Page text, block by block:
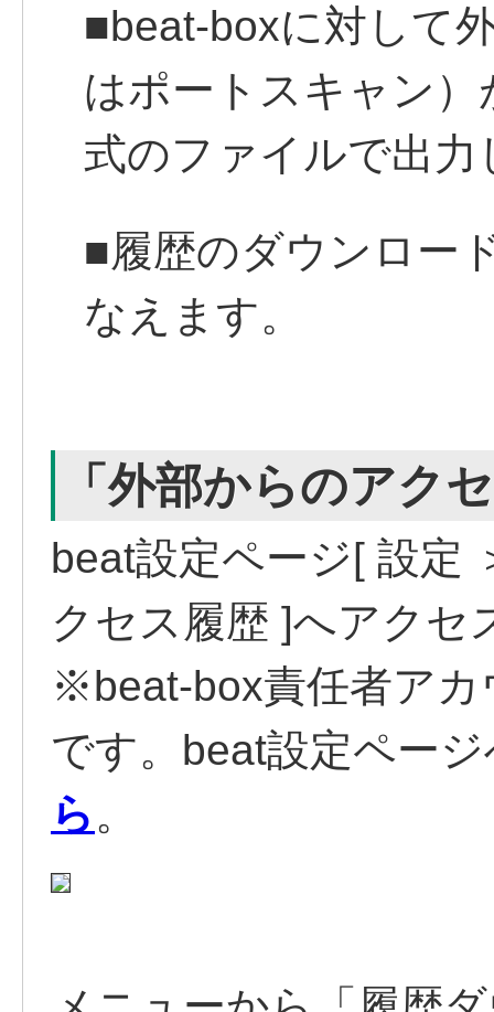
■beat-boxに対して
はポートスキャン
式のファイルで出力
■履歴のダウンロー
なえます。
「外部からのアク
beat設定ページ[ 設定
クセス履歴 ]へアクセ
※beat-box責任者ア
です。beat設定ペー
ら 。